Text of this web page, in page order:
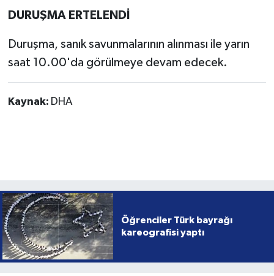
DURUŞMA ERTELENDİ
Duruşma, sanık savunmalarının alınması ile yarın
saat 10.00'da görülmeye devam edecek.
Kaynak: DHA
Öğrenciler Türk bayrağı
kareografisi yaptı